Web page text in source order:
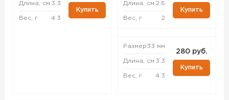
Длина, см 3.3
Вес, г 4.3
Купить
Длина, см 2.6
Вес, г 2
Купить
Размер33 мм
Длина, см 3.3
Вес, г 4.3
280 руб.
Купить